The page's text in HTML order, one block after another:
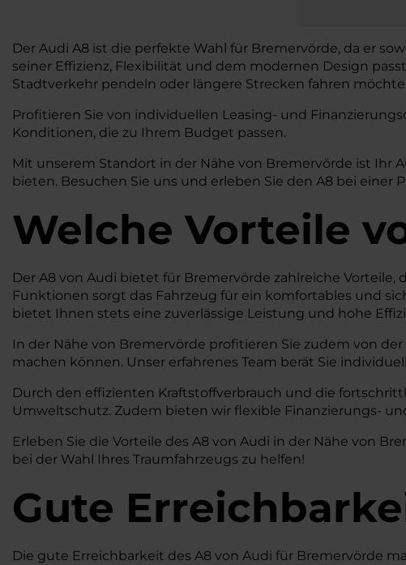
Der Audi A8 ist die perfekte Wahl für Bremervörde, da er
seiner Effizienz, Flexibilität und dem modernen Design
Stadtverkehr pendeln oder längere Strecken fahren
Profitieren Sie von individuellen Leasing- und
Konditionen, die zu Ihrem Budget passen.
Mit unserem Standort in der Nähe von Bremervörde ist Ihr
bieten. Besuchen Sie uns und erleben Sie den A8 bei
Welche Vorteile
Der A8 von Audi bietet für Bremervörde zahlreiche
Funktionen sorgt das Fahrzeug für ein komfortables und
bietet Ihnen stets eine zuverlässige Leistung und hohe
In der Nähe von Bremervörde profitieren Sie zudem von
machen können. Unser erfahrenes Team berät Sie
Durch den effizienten Kraftstoffverbrauch und die
Umweltschutz. Zudem bieten wir flexible Finanzierungs-
Erleben Sie die Vorteile des A8 von Audi in der Nähe von
bei der Wahl Ihres Traumfahrzeugs zu helfen!
Gute
Die gute Erreichbarkeit des A8 von Audi für Bremervörde